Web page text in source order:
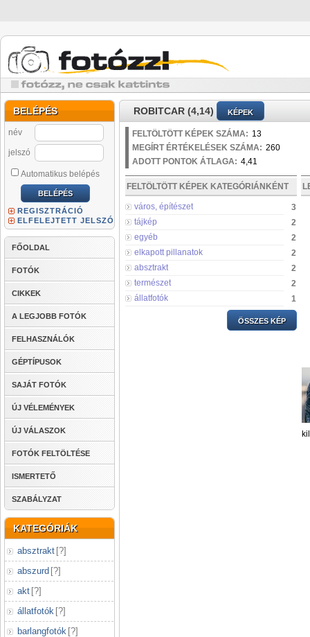
BELÉPÉS
név
jelszó
Automatikus belépés
REGISZTRÁCIÓ
ELFELEJTETT JELSZÓ
FŐOLDAL
FOTÓK
CIKKEK
A LEGJOBB FOTÓK
FELHASZNÁLÓK
GÉPTÍPUSOK
SAJÁT FOTÓK
ÚJ VÉLEMÉNYEK
ÚJ VÁLASZOK
FOTÓK FELTÖLTÉSE
ISMERTETŐ
SZABÁLYZAT
KATEGÓRIÁK
absztrakt [?]
abszurd [?]
akt [?]
állatfotók [?]
barlangfotók [?]
ROBITCAR (4,14) KÉPEK
FELTÖLTÖTT KÉPEK SZÁMA: 13
MEGÍRT ÉRTÉKELÉSEK SZÁMA: 260
ADOTT PONTOK ÁTLAGA: 4,41
FELTÖLTÖTT KÉPEK KATEGÓRIÁNKÉNT
város, építészet
3
tájkép
2
egyéb
2
elkapott pillanatok
2
absztrakt
2
természet
2
állatfotók
1
ÖSSZES KÉP